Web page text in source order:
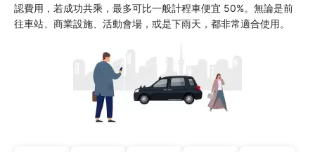
認費用，若成功共乘，最多可比一般計程車便宜 50%。無論是前
往車站、商業設施、活動會場，或是下雨天，都非常適合使用。